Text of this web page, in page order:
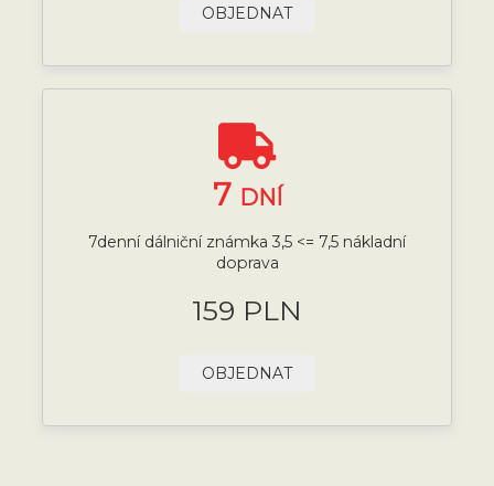
OBJEDNAT
7 DNÍ
7denní dálniční známka 3,5 <= 7,5 nákladní
doprava
159 PLN
OBJEDNAT